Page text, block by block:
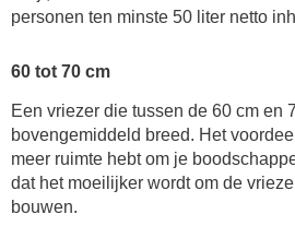
personen ten minste 50 liter netto
60 tot 70 cm
Een vriezer die tussen de 60 cm en
bovengemiddeld breed. Het
meer ruimte hebt om je
dat het moeilijker wordt om de
bouwen.